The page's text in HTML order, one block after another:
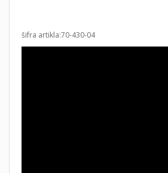
šifra artikla:70-430-04